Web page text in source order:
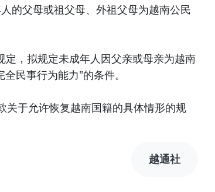
的父母或祖父母、外祖父母为越南公民
定，拟规定未成年人因父亲或母亲为越南
民事行为能力”的条件。
关于允许恢复越南国籍的具体情形的规
越通社